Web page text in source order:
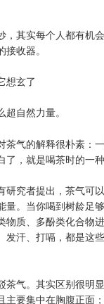
，其实每个人都有机
收器。
想玄了
自然力量。
茶气的解释很朴素：
了，就是喝茶时的一种
研究者提出，茶气可
量。当你喝到树龄足
物质、多酚类化合物
汗、打嗝，都是这
茶气。其实区别很明
主要集中在胸腹正面